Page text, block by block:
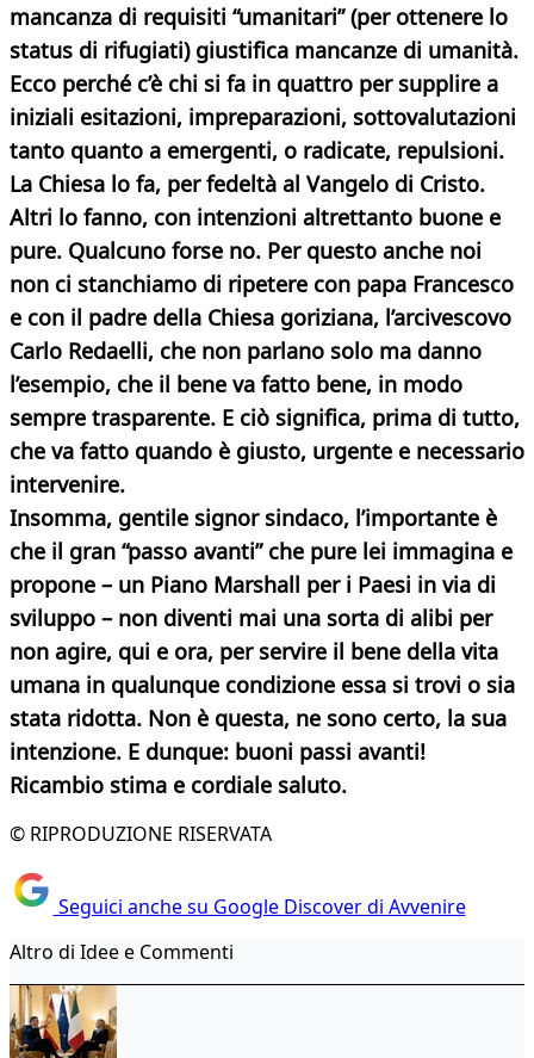
mancanza di requisiti “umanitari” (per ottenere lo
status di rifugiati) giustifica mancanze di umanità.
Ecco perché c’è chi si fa in quattro per supplire a
iniziali esitazioni, impreparazioni, sottovalutazioni
tanto quanto a emergenti, o radicate, repulsioni.
La Chiesa lo fa, per fedeltà al Vangelo di Cristo.
Altri lo fanno, con intenzioni altrettanto buone e
pure. Qualcuno forse no. Per questo anche noi
non ci stanchiamo di ripetere con papa Francesco
e con il padre della Chiesa goriziana, l’arcivescovo
Carlo Redaelli, che non parlano solo ma danno
l’esempio, che il bene va fatto bene, in modo
sempre trasparente. E ciò significa, prima di tutto,
che va fatto quando è giusto, urgente e necessario
intervenire.
Insomma, gentile signor sindaco, l’importante è
che il gran “passo avanti” che pure lei immagina e
propone – un Piano Marshall per i Paesi in via di
sviluppo – non diventi mai una sorta di alibi per
non agire, qui e ora, per servire il bene della vita
umana in qualunque condizione essa si trovi o sia
stata ridotta. Non è questa, ne sono certo, la sua
intenzione. E dunque: buoni passi avanti!
Ricambio stima e cordiale saluto.
© RIPRODUZIONE RISERVATA
Seguici anche su Google Discover di Avvenire
Altro di Idee e Commenti